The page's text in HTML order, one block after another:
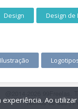
Design Design de
Ilustração
Termos de uso|
Ao